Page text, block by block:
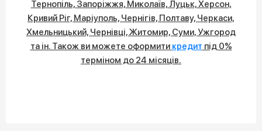
Тернопіль, Запоріжжя, Миколаїв, Луцьк, Херсон,
Кривий Ріг, Маріуполь, Чернігів, Полтаву, Черкаси,
Хмельницький, Чернівці, Житомир, Суми, Ужгород
та ін. Також ви можете оформити кредит під 0%
терміном до 24 місяців.